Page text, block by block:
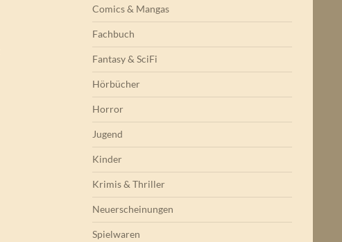
Comics & Mangas
Fachbuch
Fantasy & SciFi
Hörbücher
Horror
Jugend
Kinder
Krimis & Thriller
Neuerscheinungen
Spielwaren